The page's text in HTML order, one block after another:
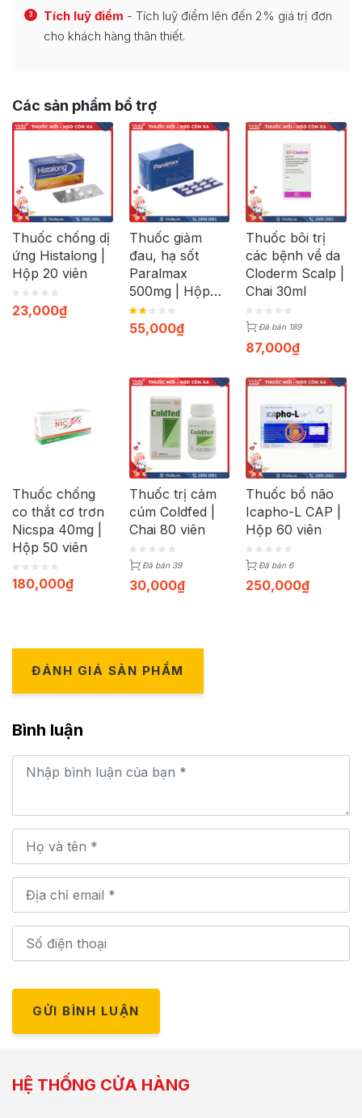
3 Tích luỹ điểm - Tích luỹ điểm lên đến 2% giá trị đơn
cho khách hàng thân thiết.
Các sản phẩm bổ trợ
Thuốc chống dị
ứng Histalong |
Hộp 20 viên
23,000₫
Thuốc giảm
đau, hạ sốt
Paralmax
500mg | Hộp
120 viên
55,000₫
Thuốc bôi trị
các bệnh về da
Cloderm Scalp |
Chai 30ml
Đã bán 189
87,000₫
Thuốc chống
co thắt cơ trơn
Nicspa 40mg |
Hộp 50 viên
180,000₫
Thuốc trị cảm
cúm Coldfed |
Chai 80 viên
Đã bán 39
30,000₫
Thuốc bổ não
Icapho-L CAP |
Hộp 60 viên
Đã bán 6
250,000₫
ĐÁNH GIÁ SẢN PHẨM
Bình luận
GỬI BÌNH LUẬN
HỆ THỐNG CỬA HÀNG